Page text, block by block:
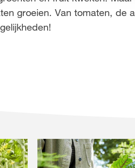
groeien. Van tomaten, de